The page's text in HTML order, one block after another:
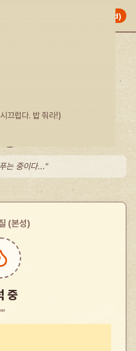
님이 딱 지키고 섰네.
끄럽다. 밥 줘라!)
undefined (undefined)
는 중이다..."
(본성)
중